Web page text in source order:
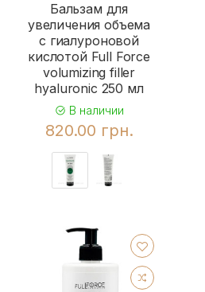
Бальзам для
увеличения объема
с гиалуроновой
кислотой Full Force
volumizing filler
hyaluronic 250 мл
В наличии
820.00 грн.